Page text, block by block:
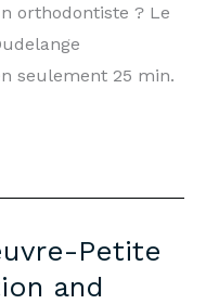
orthodontiste ? Le
seulement 25 min.
Petite
and